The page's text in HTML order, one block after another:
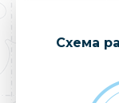
Cхема